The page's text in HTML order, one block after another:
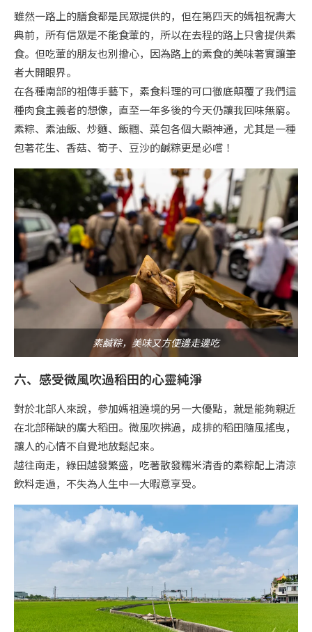
雖然一路上的膳食都是民眾提供的，但在第四天的媽祖祝壽大
典前，所有信眾是不能食葷的，所以在去程的路上只會提供素
食。但吃葷的朋友也別擔心，因為路上的素食的美味著實讓筆
者大開眼界。
在各種南部的祖傳手藝下，素食料理的可口徹底顛覆了我們這
種肉食主義者的想像，直至一年多後的今天仍讓我回味無窮。
素粽、素油飯、炒麵、飯糰、菜包各個大顯神通，尤其是一種
包著花生、香菇、筍子、豆沙的鹹粽更是必嚐！
素鹹粽，美味又方便邊走邊吃
六、感受微風吹過稻田的心靈純淨
對於北部人來說，參加媽祖遶境的另一大優點，就是能夠親近
在北部稀缺的廣大稻田。微風吹拂過，成排的稻田隨風搖曳，
讓人的心情不自覺地放鬆起來。
越往南走，綠田越發繁盛，吃著散發糯米清香的素粽配上清涼
飲料走過，不失為人生中一大暇意享受。